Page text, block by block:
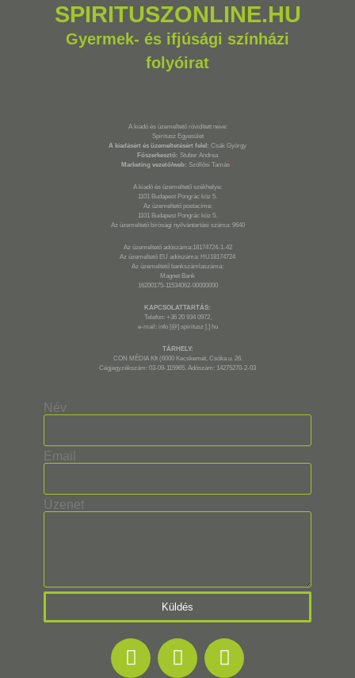
SPIRITUSZONLINE.HU
Gyermek- és ifjúsági színházi
folyóirat
A kiadó és üzemeltető rövidített neve:
Spiritusz Egyesület
A kiadásért és üzemeltetésért felel: Csák György
Főszerkesztő: Stuber Andrea
Marketing vezető/web: Szöllősi Tamás *
A kiadó és üzemeltető székhelye:
1101 Budapest Pongrác köz 5.
Az üzemeltető postacíme:
1101 Budapest Pongrác köz 5.
Az üzemeltető bírósági nyilvántartási száma: 9640
Az üzemeltető adószáma:18174724-1-42
Az üzemeltető EU adószáma: HU18174724
Az üzemeltető bankszámlaszáma:
Magnet Bank
16200175-11534062-00000000
KAPCSOLATTARTÁS:
Telefon: +36 20 934 0972,
e-mail: info [@] spiritusz [.] hu
TÁRHELY:
CON MÉDIA Kft (6000 Kecskemét, Csóka u. 26.
Cégjegyzékszám: 03-09-115965. Adószám: 14275270-2-03
Név
Email
Üzenet
Küldés